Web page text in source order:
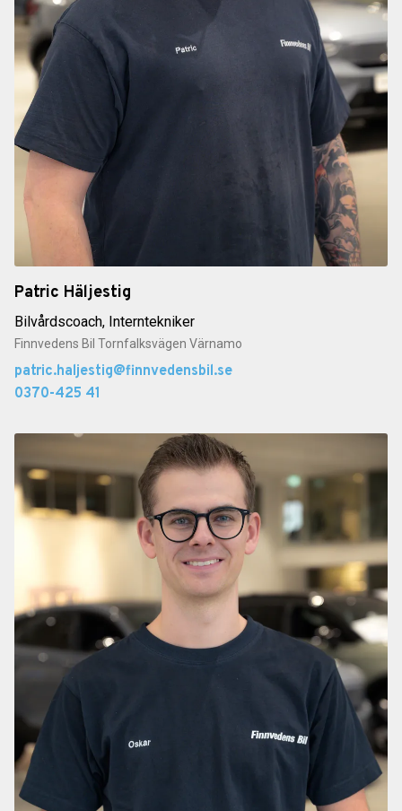
Patric Häljestig
Bilvårdscoach, Interntekniker
Finnvedens Bil Tornfalksvägen Värnamo
patric.haljestig@finnvedensbil.se
0370-425 41